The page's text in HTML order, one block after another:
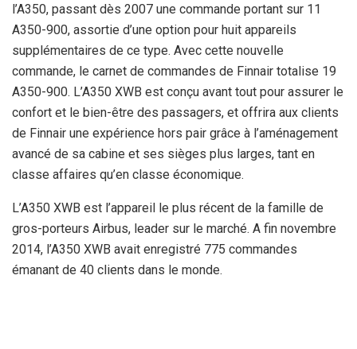
l’A350, passant dès 2007 une commande portant sur 11
A350-900, assortie d’une option pour huit appareils
supplémentaires de ce type. Avec cette nouvelle
commande, le carnet de commandes de Finnair totalise 19
A350-900. L’A350 XWB est conçu avant tout pour assurer le
confort et le bien-être des passagers, et offrira aux clients
de Finnair une expérience hors pair grâce à l’aménagement
avancé de sa cabine et ses sièges plus larges, tant en
classe affaires qu’en classe économique.
L’A350 XWB est l’appareil le plus récent de la famille de
gros-porteurs Airbus, leader sur le marché. A fin novembre
2014, l’A350 XWB avait enregistré 775 commandes
émanant de 40 clients dans le monde.